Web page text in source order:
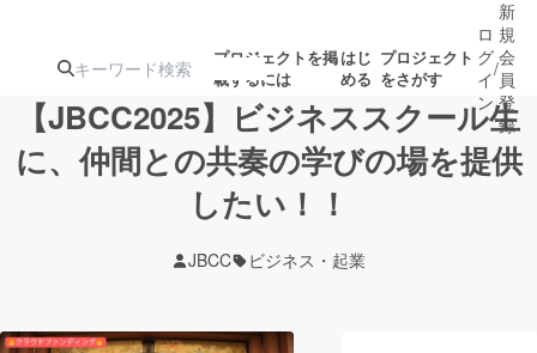
プロジェクトを掲
載するには
はじ
める
プロジェクト
をさがす
注目の新着プロ 募集終了が近いプ
ロ
グ
イ
ン
/
新
規
会
員
登
録
【JBCC2025】ビジネススクール生
に、仲間との共奏の学びの場を提供
したい！！
JBCC ビジネス・起業